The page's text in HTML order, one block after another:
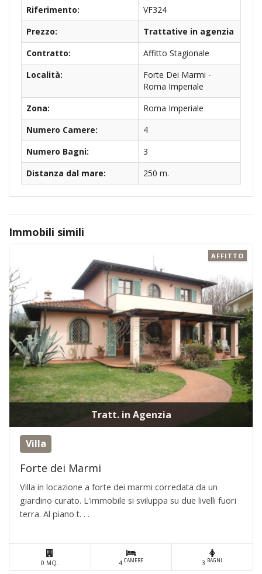
Riferimento:
VF324
Prezzo:
Trattative in agenzia
Contratto:
Affitto Stagionale
Località:
Forte Dei Marmi -
Roma Imperiale
Zona:
Roma Imperiale
Numero Camere:
4
Numero Bagni:
3
Distanza dal mare:
250 m.
Immobili simili
Tratt. in Agenzia
AFFITTO
Villa
Forte dei Marmi
Villa in locazione a forte dei marmi corredata da un
giardino curato. L'immobile si sviluppa su due livelli fuori
terra. Al piano t. . .
0 MQ. 4CAMERE 3 BAGNI